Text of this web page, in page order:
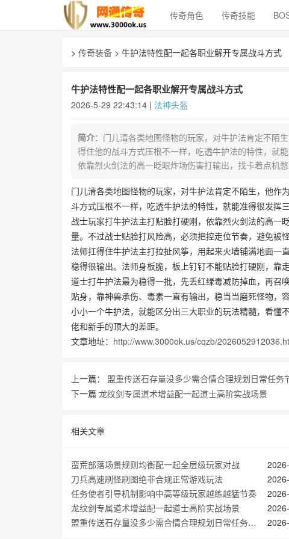
传奇角色 传奇技能
> 传奇装备 > 牛护法特性配一起各职业解开专属战斗方式
牛护法特性配一起各职业解开专属战斗方式
2026-5-29 22:43:14 | 法神头盔
简介：门儿清各类地图怪物的玩家，对牛护法肯定不陌
得住他的战斗方式压根不一样，吃透牛护法的特性，就
依靠烈火剑法的高一眨眼炸场伤害打输出，找卡着点机
门儿清各类地图怪物的玩家，对牛护法肯定不陌生，他
斗方式压根不一样，吃透牛护法的特性，就能准得很发挥
战士玩家打牛护法主打贴脸打硬刚，依靠烈火剑法的高一
量。不过战士贴脸打风险高，必须把控走位节奏，避免被
法师扛得住牛护法主打拉扯风筝，用起来火墙铺满地面
稳得很输出。法师身板脆，板上钉钉不能贴脸打硬刚，靠
道士打牛护法最为稳得一批，先丢红绿毒减防掉血，再召
贴身，靠神兽承伤、毒素一直有输出，稳当当磨死怪物，
小小一个牛护法，就能区分出三大职业的玩法精髓，看懂
佬和新手的顶大的差距。
文章地址： http://www.3000ok.us/cqzb/
上一篇： 盟重传送石存量没多少需合情合理规划日常任务
下一篇 龙纹剑专属道术增益配一起道士高阶实战场景
相关文章
蛮荒部落场景规则均衡配一起全层级玩家对战
刀兵高速刷怪刷图绝非合规正常游戏玩法
任务使者引导机制影响中高等级玩家越练越猛节奏
龙纹剑专属道术增益配一起道士高阶实战场景
盟重传送石存量没多少需合情合理规划日常任务节奏